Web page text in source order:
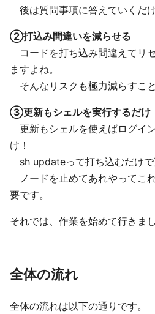
後は質問事項に答えていくだけ
②打込み間違いを減らせる
コードを打ち込み間違えてリ
ますよね。
そんなリスクも極力減らすこと
③更新もシェルを実行するだけ
更新もシェルを使えばログイ
け！
sh updateって打ち込むだけで
ノードを止めてあれやってこ
要です。
それでは、作業を始めて行きま
全体の流れ
全体の流れは以下の通りです。